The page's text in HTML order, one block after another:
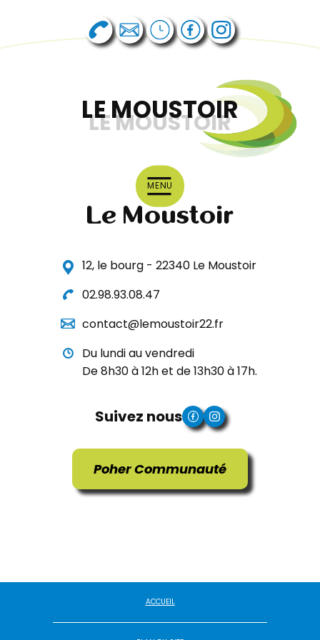
LE MOUSTOIR
MENU
LE MOUSTOIR
Le Moustoir
12, le bourg - 22340 Le Moustoir
02.98.93.08.47
contact@lemoustoir22.fr
Du lundi au vendredi
De 8h30 à 12h et de 13h30 à 17h.
Suivez nous
Poher Communauté
ACCUEIL